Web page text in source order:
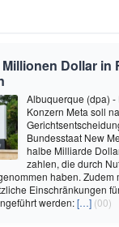
Millionen Dollar in
Albuquerque (dpa) -
Konzern Meta soll
Bundesstaat New
halbe Milliarde
zahlen, die durch
haben. Zudem
Einschränkungen
werden:[…] (00)